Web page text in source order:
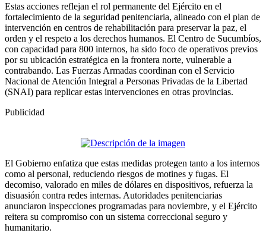
Estas acciones reflejan el rol permanente del Ejército en el
fortalecimiento de la seguridad penitenciaria, alineado con el plan de
intervención en centros de rehabilitación para preservar la paz, el
orden y el respeto a los derechos humanos. El Centro de Sucumbíos,
con capacidad para 800 internos, ha sido foco de operativos previos
por su ubicación estratégica en la frontera norte, vulnerable a
contrabando. Las Fuerzas Armadas coordinan con el Servicio
Nacional de Atención Integral a Personas Privadas de la Libertad
(SNAI) para replicar estas intervenciones en otras provincias.
Publicidad
El Gobierno enfatiza que estas medidas protegen tanto a los internos
como al personal, reduciendo riesgos de motines y fugas. El
decomiso, valorado en miles de dólares en dispositivos, refuerza la
disuasión contra redes internas. Autoridades penitenciarias
anunciaron inspecciones programadas para noviembre, y el Ejército
reitera su compromiso con un sistema correccional seguro y
humanitario.